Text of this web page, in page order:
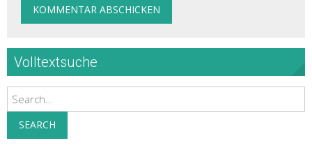
Volltextsuche
Search
SEARCH